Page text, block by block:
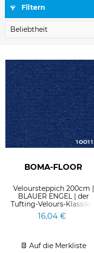
Filtern
BOMA-FLOOR
Veloursteppich 200cm |
BLAUER ENGEL | der
Tufting-Velours-Klassiker
16,04 €
Auf die Merkliste